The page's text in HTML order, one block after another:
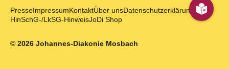
Jugendhilfe
Bildung & Ausbildung
Produkte & Services
PresseImpressumKontaktÜber unsDatenschutzerklärung
HinSchG-/LkSG-HinweisJoDi Shop
© 2026 Johannes-Diakonie Mosbach